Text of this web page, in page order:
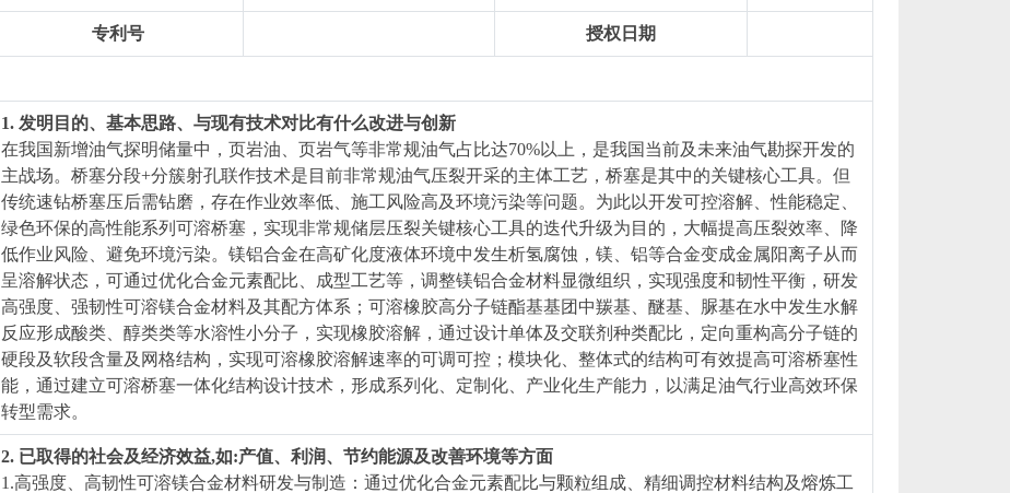
专利号 授权日期
1. 发明目的、基本思路、与现有技术对比有什么改进与创新
在我国新增油气探明储量中，页岩油、页岩气等非常规油气占比达70%以上，是我国当前及未来油气勘探开发的
主战场。桥塞分段+分簇射孔联作技术是目前非常规油气压裂开采的主体工艺，桥塞是其中的关键核心工具。但
传统速钻桥塞压后需钻磨，存在作业效率低、施工风险高及环境污染等问题。为此以开发可控溶解、性能稳定、
绿色环保的高性能系列可溶桥塞，实现非常规储层压裂关键核心工具的迭代升级为目的，大幅提高压裂效率、降
低作业风险、避免环境污染。镁铝合金在高矿化度液体环境中发生析氢腐蚀，镁、铝等合金变成金属阳离子从而
呈溶解状态，可通过优化合金元素配比、成型工艺等，调整镁铝合金材料显微组织，实现强度和韧性平衡，研发
高强度、强韧性可溶镁合金材料及其配方体系；可溶橡胶高分子链酯基基团中羰基、醚基、脲基在水中发生水解
反应形成酸类、醇类类等水溶性小分子，实现橡胶溶解，通过设计单体及交联剂种类配比，定向重构高分子链的
硬段及软段含量及网格结构，实现可溶橡胶溶解速率的可调可控；模块化、整体式的结构可有效提高可溶桥塞性
能，通过建立可溶桥塞一体化结构设计技术，形成系列化、定制化、产业化生产能力，以满足油气行业高效环保
转型需求。
2. 已取得的社会及经济效益,如:产值、利润、节约能源及改善环境等方面
1.高强度、高韧性可溶镁合金材料研发与制造：通过优化合金元素配比与颗粒组成、精细调控材料结构及熔炼工